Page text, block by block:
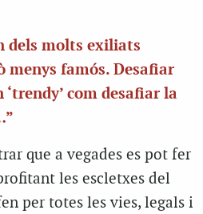
dels molts exiliats
menys famós. Desafiar
‘trendy’ com desafiar la
que a vegades es pot fer
les escletxes del
per totes les vies, legals i